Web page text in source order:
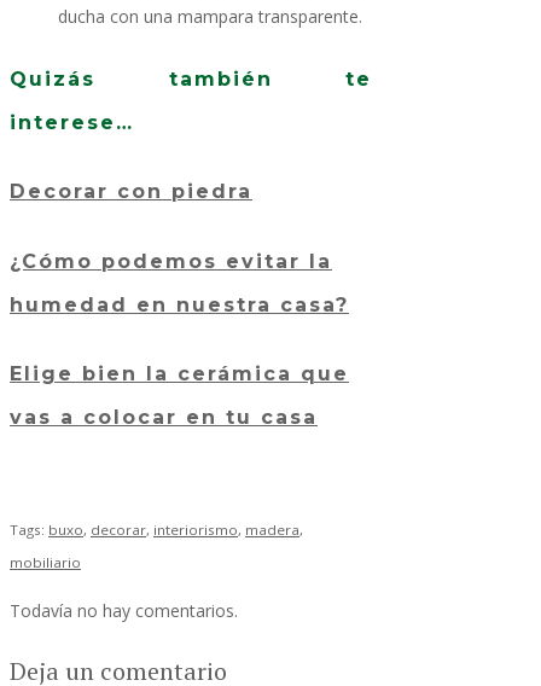
ducha con una mampara transparente.
Quizás también te
interese…
Decorar con piedra
¿Cómo podemos evitar la
humedad en nuestra casa?
Elige bien la cerámica que
vas a colocar en tu casa
Tags: buxo, decorar, interiorismo, madera,
mobiliario
Todavía no hay comentarios.
Deja un comentario